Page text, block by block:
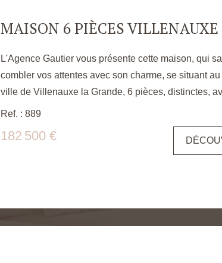
L'Agence Gautier vous présente cette maison, qui
combler vos attentes avec son charme, se situant
ville de Villenauxe la Grande, 6 pièces, distinctes,
surface de 135 m² environ. Proche de toutes
Romilly sur Seine, ainsi que de Provins Ce bien est
chambres lumineuses dont 2 avec dressing. Confort
garage avec étage, une cave, un jardin fleuri, un
Ref. : 889
182 500 €